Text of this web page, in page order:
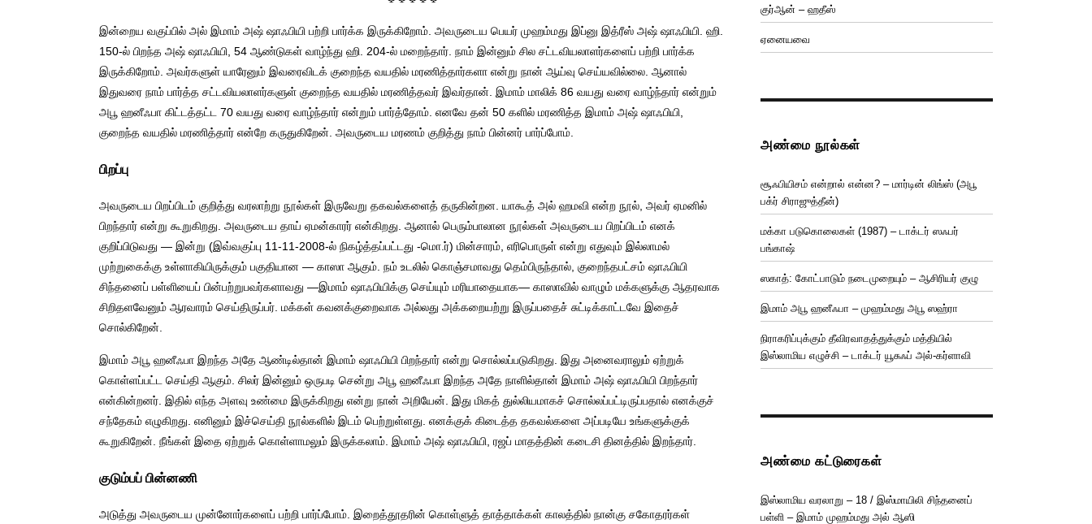
இன்றைய வகுப்பில் அல் இமாம் அஷ் ஷாஃபியி பற்றி பார்க்க இருக்கிறோம். அவருடைய பெயர் முஹம்மது இப்னு இத்ரீஸ் அஷ் ஷாஃபியி. ஹி.
150-ல் பிறந்த அஷ் ஷாஃபியி, 54 ஆண்டுகள் வாழ்ந்து ஹி. 204-ல் மறைந்தார். நாம் இன்னும் சில சட்டவியலாளர்களைப் பற்றி பார்க்க
இருக்கிறோம். அவர்களுள் யாரேனும் இவரைவிடக் குறைந்த வயதில் மரணித்தார்களா என்று நான் ஆய்வு செய்யவில்லை. ஆனால்
இதுவரை நாம் பார்த்த சட்டவியலாளர்களுள் குறைந்த வயதில் மரணித்தவர் இவர்தான். இமாம் மாலிக் 86 வயது வரை வாழ்ந்தார் என்றும்
அபூ ஹனீஃபா கிட்டத்தட்ட 70 வயது வரை வாழ்ந்தார் என்றும் பார்த்தோம். எனவே தன் 50 களில் மரணித்த இமாம் அஷ் ஷாஃபியி,
குறைந்த வயதில் மரணித்தார் என்றே கருதுகிறேன். அவருடைய மரணம் குறித்து நாம் பின்னர் பார்ப்போம்.
பிறப்பு
அவருடைய பிறப்பிடம் குறித்து வரலாற்று நூல்கள் இருவேறு தகவல்களைத் தருகின்றன. யாகூத் அல் ஹமவி என்ற நூல், அவர் ஏமனில்
பிறந்தார் என்று கூறுகிறது. அவருடைய தாய் ஏமன்காரர் என்கிறது. ஆனால் பெரும்பாலான நூல்கள் அவருடைய பிறப்பிடம் எனக்
குறிப்பிடுவது — இன்று (இவ்வகுப்பு 11-11-2008-ல் நிகழ்த்தப்பட்டது -மொ.ர்) மின்சாரம், எரிபொருள் என்று எதுவும் இல்லாமல்
முற்றுகைக்கு உள்ளாகியிருக்கும் பகுதியான — காஸா ஆகும். நம் உடலில் கொஞ்சமாவது தெம்பிருந்தால், குறைந்தபட்சம் ஷாஃபியி
சிந்தனைப் பள்ளியைப் பின்பற்றுபவர்களாவது —இமாம் ஷாஃபியிக்கு செய்யும் மரியாதையாக— காஸாவில் வாழும் மக்களுக்கு ஆதரவாக
சிறிதளவேனும் ஆரவாரம் செய்திருப்பர். மக்கள் கவனக்குறைவாக அல்லது அக்கறையற்று இருப்பதைச் சுட்டிக்காட்டவே இதைச்
சொல்கிறேன்.
இமாம் அபூ ஹனீஃபா இறந்த அதே ஆண்டில்தான் இமாம் ஷாஃபியி பிறந்தார் என்று சொல்லப்படுகிறது. இது அனைவராலும் ஏற்றுக்
கொள்ளப்பட்ட செய்தி ஆகும். சிலர் இன்னும் ஒருபடி சென்று அபூ ஹனீஃபா இறந்த அதே நாளில்தான் இமாம் அஷ் ஷாஃபியி பிறந்தார்
என்கின்றனர். இதில் எந்த அளவு உண்மை இருக்கிறது என்று நான் அறியேன். இது மிகத் துல்லியமாகச் சொல்லப்பட்டிருப்பதால் எனக்குச்
சந்தேகம் எழுகிறது. எனினும் இச்செய்தி நூல்களில் இடம் பெற்றுள்ளது. எனக்குக் கிடைத்த தகவல்களை அப்படியே உங்களுக்குக்
கூறுகிறேன். நீங்கள் இதை ஏற்றுக் கொள்ளாமலும் இருக்கலாம். இமாம் அஷ் ஷாஃபியி, ரஜப் மாதத்தின் கடைசி தினத்தில் இறந்தார்.
குடும்பப் பின்னணி
அடுத்து அவருடைய முன்னோர்களைப் பற்றி பார்ப்போம். இறைத்தூதரின் கொள்ளுத் தாத்தாக்கள் காலத்தில் நான்கு சகோதரர்கள்
குர்ஆன் – ஹதீஸ்
ஏனையவை
அண்மை நூல்கள்
சூஃபியிசம் என்றால் என்ன? – மார்டின் லிங்ஸ் (அபூ
பக்ர் சிராஜுத்தீன்)
மக்கா படுகொலைகள் (1987) – டாக்டர் ஸஃபர்
பங்காஷ்
ஸகாத்: கோட்பாடும் நடைமுறையும் – ஆசிரியர் குழு
இமாம் அபூ ஹனீஃபா – முஹம்மது அபூ ஸஹ்ரா
நிராகரிப்புக்கும் தீவிரவாதத்துக்கும் மத்தியில்
இஸ்லாமிய எழுச்சி – டாக்டர் யூசுஃப் அல்-கர்ளாவி
அண்மை கட்டுரைகள்
இஸ்லாமிய வரலாறு – 18 / இஸ்மாயிலி சிந்தனைப்
பள்ளி – இமாம் முஹம்மது அல் ஆஸி